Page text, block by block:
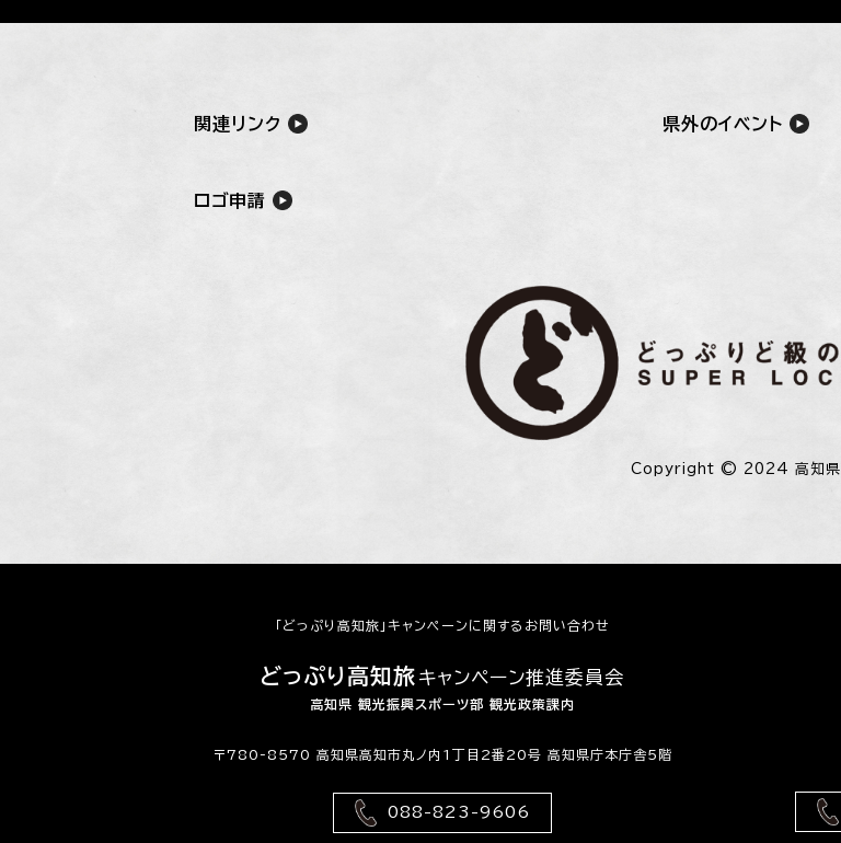
関連リンク 県外のイベント
ロゴ申請
Copyright © 2024 高知県
「どっぷり高知旅」キャンペーンに関するお問い合わせ
どっぷり高知旅 キャンペーン推進委員会
高知県 観光振興スポーツ部 観光政策課内
〒780-8570 高知県高知市丸ノ内1丁目2番20号 高知県庁本庁舎5階
088-823-9606